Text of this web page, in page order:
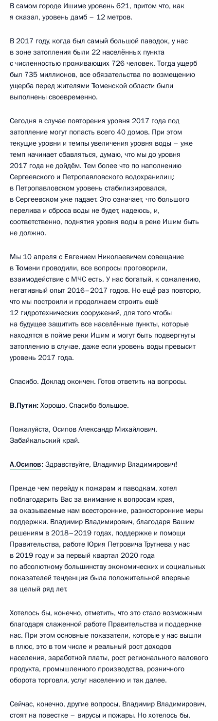
В самом городе Ишиме уровень 621, притом что, как
я сказал, уровень дамб – 12 метров.
В 2017 году, когда был самый большой паводок, у нас
в зоне затопления были 22 населённых пункта
с численностью проживающих 726 человек. Тогда ущерб
был 735 миллионов, все обязательства по возмещению
ущерба перед жителями Тюменской области были
выполнены своевременно.
Сегодня в случае повторения уровня 2017 года под
затопление могут попасть всего 40 домов. При этом
текущие уровни и темпы увеличения уровня воды – уже
темп начинает сбавляться, думаю, что мы до уровня
2017 года не дойдём. Тем более что по наполнению
Сергеевского и Петропавловского водохранилищ:
в Петропавловском уровень стабилизировался,
в Сергеевском уже падает. Это означает, что большого
перелива и сброса воды не будет, надеюсь, и,
соответственно, поднятия уровня воды в реке Ишим быть
не должно.
Мы 10 апреля с Евгением Николаевичем совещание
в Тюмени проводили, все вопросы проговорили,
взаимодействие с МЧС есть. У нас богатый, к сожалению,
негативный опыт 2016–2017 годов. Но ещё раз повторю,
что мы построили и продолжаем строить ещё
12 гидротехнических сооружений, для того чтобы
на будущее защитить все населённые пункты, которые
находятся в пойме реки Ишим и могут быть подвергнуты
затоплению в случае, даже если уровень воды превысит
уровень 2017 года.
Спасибо. Доклад окончен. Готов ответить на вопросы.
В.Путин: Хорошо. Спасибо большое.
Пожалуйста, Осипов Александр Михайлович,
Забайкальский край.
А.Осипов: Здравствуйте, Владимир Владимирович!
Прежде чем перейду к пожарам и паводкам, хотел
поблагодарить Вас за внимание к вопросам края,
за оказываемые нам всесторонние, разносторонние меры
поддержки. Владимир Владимирович, благодаря Вашим
решениям в 2018–2019 годах, поддержке и помощи
Правительства, работе Юрия Петровича Трутнева у нас
в 2019 году и за первый квартал 2020 года
по абсолютному большинству экономических и социальных
показателей тенденция была положительной впервые
за целый ряд лет.
Хотелось бы, конечно, отметить, что это стало возможным
благодаря слаженной работе Правительства и поддержке
нас. При этом основные показатели, которые у нас вышли
в плюс, это в том числе и реальный рост доходов
населения, заработной платы, рост регионального валового
продукта, промышленного производства, розничного
оборота торговли, услуг населению и так далее.
Сейчас, конечно, другие вопросы, Владимир Владимирович,
стоят на повестке – вирусы и пожары. Но хотелось бы,